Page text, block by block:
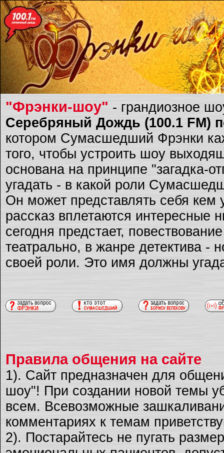
"Фрэнки-шоу" - грандиозное
Серебряный Дождь (100.1 FM)
котором Сумасшедший Фрэнки
того, чтобы устроить шоу
основана на принципе "загадка-
угадать - в какой роли
Он может представлять себя
рассказ вплетаются интересные
сегодня предстает,
театрально, в жанре детектива -
своей роли. Это имя должны
Правила общения на сайте
1). Сайт предназначен для
шоу"! При создании новой темы
всем. Всевозможные
комментариях к темам
2). Постарайтесь не пугать